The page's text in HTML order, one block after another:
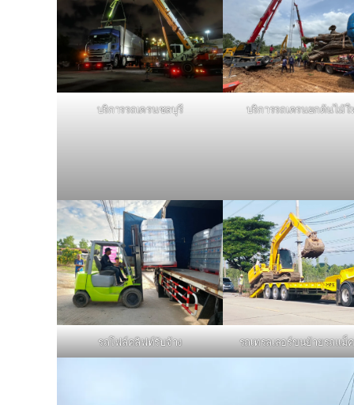
บริการรถเครนชลบุรี บริการรถเครนยกต้นไม้
รถโฟล์คลิฟท์รับจ้าง รถเทรลเลอร์ขนย้ายรถแม็